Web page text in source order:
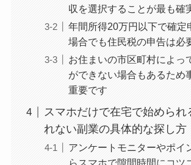
収を選択することが最も確
年間所得20万円以下で確定
場合でも住民税の申告は必
お住まいの市区町村によっ
ができない場合もあるため
重要です
スマホだけで在宅で始められ
れない副業の具体的な探し方
アンケートモニターやポイ
らスマホで隙間時間にコツ